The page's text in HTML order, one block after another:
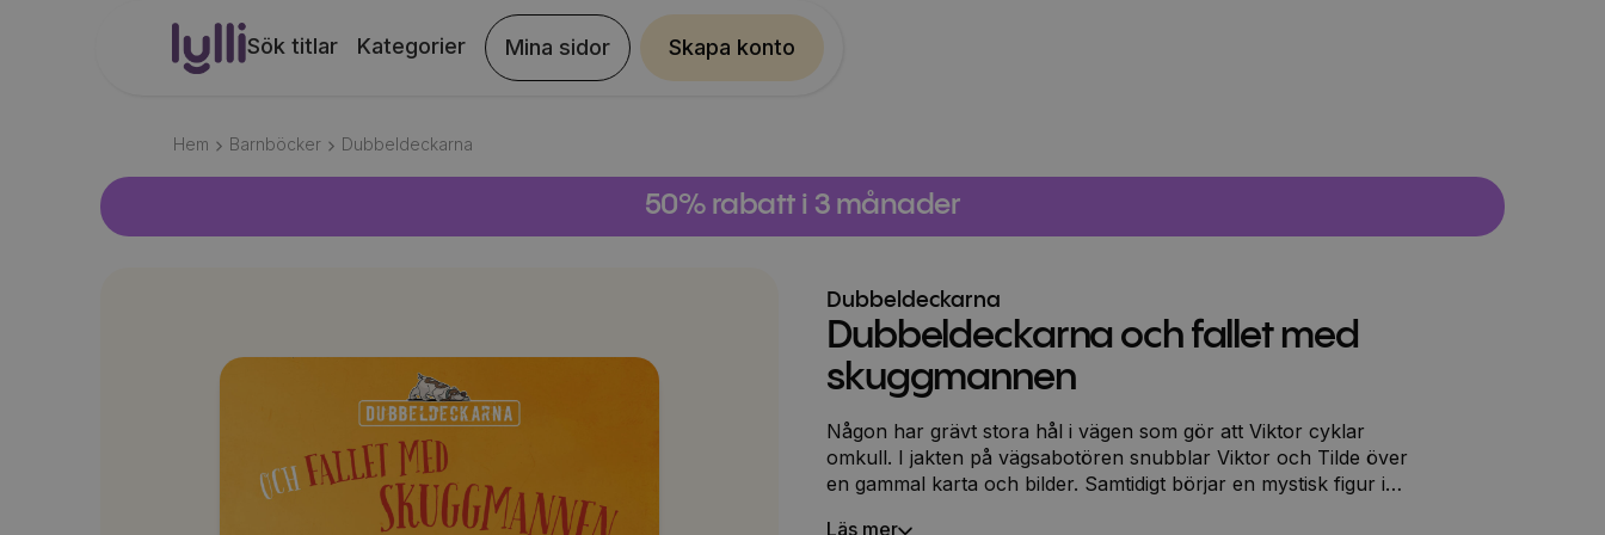
Sök titlar Kategorier Mina sidor Skapa konto
Hem Barnböcker Dubbeldeckarna
50% rabatt i 3 månader
Dubbeldeckarna
Dubbeldeckarna och fallet med
skuggmannen
Någon har grävt stora hål i vägen som gör att Viktor cyklar
omkull. I jakten på vägsabotören snubblar Viktor och Tilde över
en gammal karta och bilder. Samtidigt börjar en mystisk figur i
Läs mer